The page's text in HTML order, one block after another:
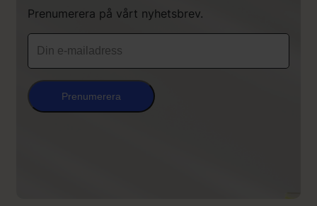
Prenumerera på vårt nyhetsbrev.
Prenumerera